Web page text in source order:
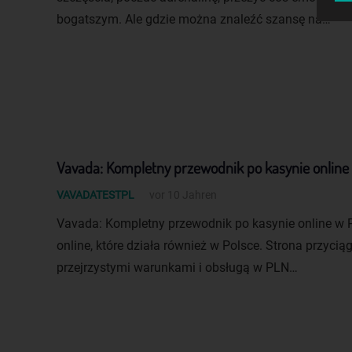
bogatszym. Ale gdzie można znaleźć szansę na…
Vavada: Kompletny przewodnik po kasynie
VAVADATESTPL
Vavada: Kompletny przewodnik po kasynie online w
online, które działa również w Polsce. Strona
przejrzystymi warunkami i obsługą w PLN…